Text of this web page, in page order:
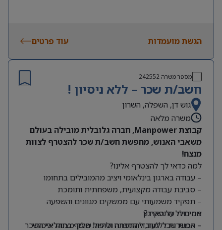
הגשת מועמדות עוד פרטים
מספר משרה 242552
חשב/ת שכר – ללא ניסיון !
גוש דן, השפלה, השרון
משרה מלאה
קבוצת Manpower, חברה גלובלית מובילה בעולם
משאבי האנוש, מחפשת חשב/ת שכר להצטרף לצוות
מנצח!
למה כדאי לך להצטרף אלינו?
– עבודה בארגון בינלאומי ויציב מהמובילים בתחומו
– סביבת עבודה מקצועית, משפחתית ותומכת
– תפקיד משמעותי עם ממשקים מגוונים והשפעה
אמיתית על הארגון
– אפשרות ללמוד, להתפתח ולהיות חלק מצוות איכותי
מה כולל התפקיד?
– הכנת שכר לעובדי החברה וטיפול שוטף בתהליכי השכר